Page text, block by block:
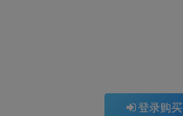
登录购买